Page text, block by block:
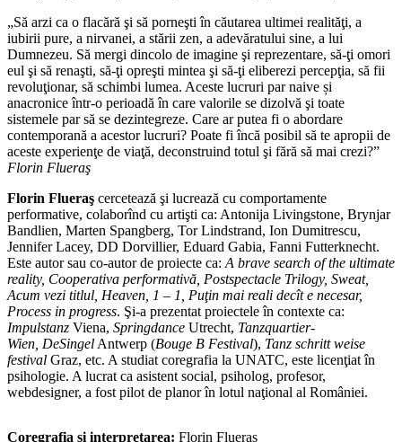
„Să arzi ca o flacără şi să porneşti în căutarea ultimei realităţi, a
iubirii pure, a nirvanei, a stării zen, a adevăratului sine, a lui
Dumnezeu. Să mergi dincolo de imagine şi reprezentare, să-ţi omori
eul şi să renaşti, să-ţi opreşti mintea şi să-ţi eliberezi percepţia, să fii
revoluţionar, să schimbi lumea. Aceste lucruri par naive și
anacronice într-o perioadă în care valorile se dizolvă şi toate
sistemele par să se dezintegreze. Care ar putea fi o abordare
contemporană a acestor lucruri? Poate fi încă posibil să te apropii de
aceste experienţe de viaţă, deconstruind totul şi fără să mai crezi?”
Florin Flueraş
Florin Flueraş cercetează şi lucrează cu comportamente
performative, colaborînd cu artişti ca: Antonija Livingstone, Brynjar
Bandlien, Marten Spangberg, Tor Lindstrand, Ion Dumitrescu,
Jennifer Lacey, DD Dorvillier, Eduard Gabia, Fanni Futterknecht.
Este autor sau co-autor de proiecte ca: A brave search of the ultimate
reality, Cooperativa performativă, Postspectacle Trilogy, Sweat,
Acum vezi titlul, Heaven, 1 – 1, Puţin mai reali decît e necesar,
Process in progress. Şi-a prezentat proiectele în contexte ca:
Impulstanz Viena, Springdance Utrecht, Tanzquartier-
Wien, DeSingel Antwerp (Bouge B Festival), Tanz schritt weise
festival Graz, etc. A studiat coregrafia la UNATC, este licenţiat în
psihologie. A lucrat ca asistent social, psiholog, profesor,
webdesigner, a fost pilot de planor în lotul naţional al României.
Coregrafia și interpretarea: Florin Flueraș